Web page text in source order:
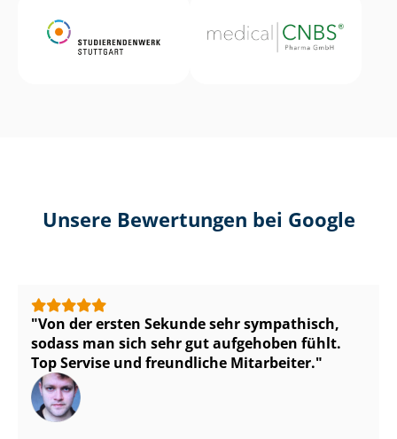
Unsere Bewertungen bei Google
Von der ersten Sekunde sehr sympathisch,
sodass man sich sehr gut aufgehoben fühlt.
Top Servise und freundliche Mitarbeiter.